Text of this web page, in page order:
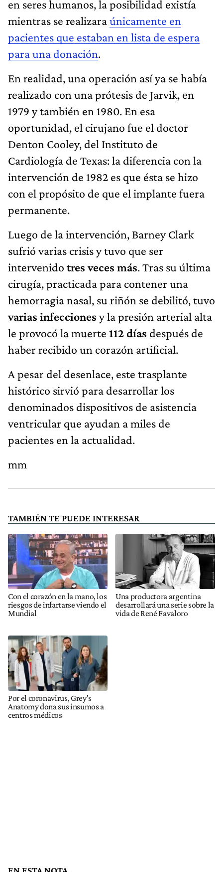
en seres humanos, la posibilidad existía
mientras se realizaraúnicamente en
pacientes que estaban en lista de espera
para una donación.
En realidad, una operación así ya se había
realizado con una prótesis de Jarvik, en
1979 y también en 1980. En esa
oportunidad, el cirujano fue el doctor
Denton Cooley, del Instituto de
Cardiología de Texas: la diferencia con la
intervención de 1982 es que ésta se hizo
con el propósito de que el implante fuera
permanente.
Luego de la intervención, Barney Clark
sufrió varias crisis y tuvo que ser
intervenido tres veces más. Tras su última
cirugía, practicada para contener una
hemorragia nasal, su riñón se debilitó, tuvo
varias infecciones y la presión arterial alta
le provocó la muerte 112 días después de
haber recibido un corazón artificial.
A pesar del desenlace, este trasplante
histórico sirvió para desarrollar los
denominados dispositivos de asistencia
ventricular que ayudan a miles de
pacientes en la actualidad.
mm
TAMBIÉN TE PUEDE INTERESAR
Con el corazón en la mano, los
riesgos de infartarse viendo el
Mundial
Una productora argentina
desarrollará una serie sobre la
vida de René Favaloro
Por el coronavirus, Grey's
Anatomy dona sus insumos a
centros médicos